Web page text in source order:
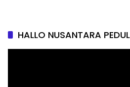
HALLO NUSANTARA